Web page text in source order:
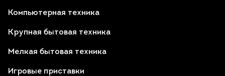
Компьютерная техника
Крупная бытовая техника
Мелкая бытовая техника
Игровые приставки